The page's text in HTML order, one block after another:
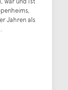
Jahren als